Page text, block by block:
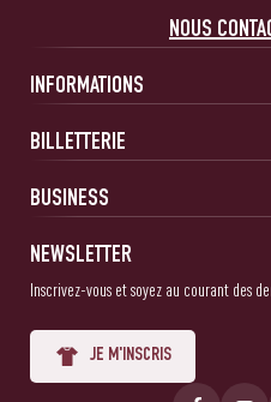
NOUS
INFORMATIONS
BILLETTERIE
BUSINESS
NEWSLETTER
Inscrivez-vous et soyez au courant des
JE M'INSCRIS